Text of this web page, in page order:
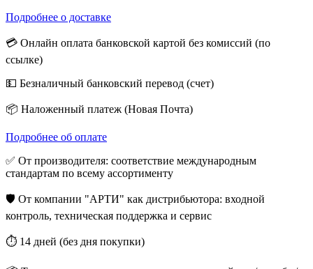
Подробнее о доставке
💳 Онлайн оплата банковской картой без комиссий (по
ссылке)
💵 Безналичный банковский перевод (счет)
📦 Наложенный платеж (Новая Почта)
Подробнее об оплате
✅ От производителя: соответствие международным
стандартам по всему ассортименту
🛡️ От компании "АРТИ" как дистрибьютора: входной
контроль, техническая поддержка и сервис
⏱️ 14 дней (без дня покупки)